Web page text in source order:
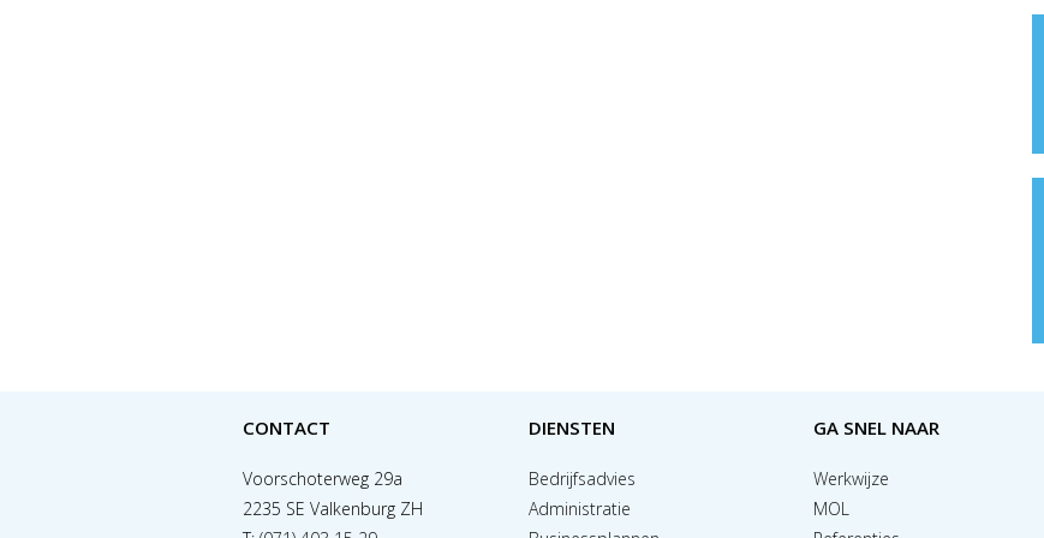
CONTACT
Voorschoterweg 29a
2235 SE Valkenburg ZH
DIENSTEN
Bedrijfsadvies
Administratie
GA SNEL NAAR
Werkwijze
MOL